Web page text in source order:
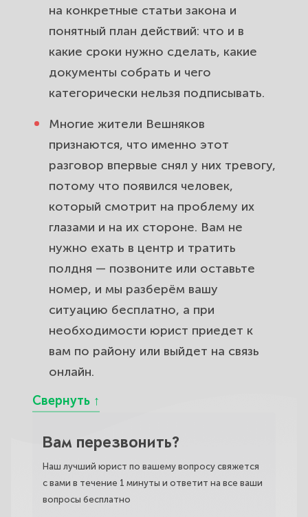
на конкретные статьи закона и
понятный план действий: что и в
какие сроки нужно сделать, какие
документы собрать и чего
категорически нельзя подписывать.
Многие жители Вешняков
признаются, что именно этот
разговор впервые снял у них тревогу,
потому что появился человек,
который смотрит на проблему их
глазами и на их стороне. Вам не
нужно ехать в центр и тратить
полдня — позвоните или оставьте
номер, и мы разберём вашу
ситуацию бесплатно, а при
необходимости юрист приедет к
вам по району или выйдет на связь
онлайн.
Вам перезвонить?
Наш лучший юрист по вашему вопросу свяжется
с вами в течение 1 минуты и ответит на все ваши
вопросы бесплатно